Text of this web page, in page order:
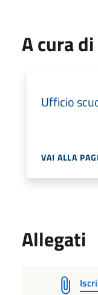
A cura di
Ufficio
VAI ALLA
Allegati